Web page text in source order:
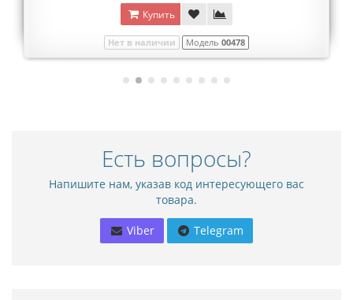
Купить
Нет в наличии Модель 00478
Есть вопросы?
Напишите нам, указав код интересующего вас
товара.
Viber Telegram